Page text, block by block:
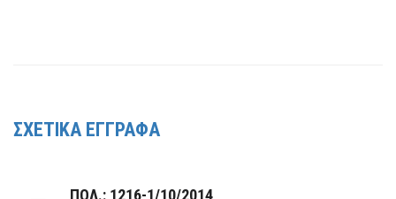
ΣΧΕΤΙΚΑ ΕΓΓΡΑΦΑ
ΠΟΛ.: 1216-1/10/2014